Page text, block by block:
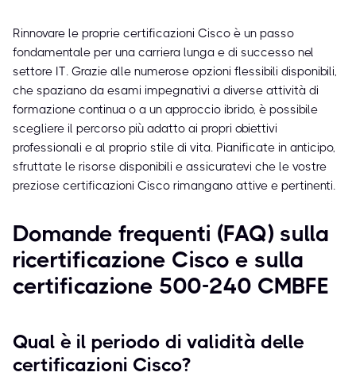
Rinnovare le proprie certificazioni Cisco è un passo
fondamentale per una carriera lunga e di successo nel
settore IT. Grazie alle numerose opzioni flessibili disponibili,
che spaziano da esami impegnativi a diverse attività di
formazione continua o a un approccio ibrido, è possibile
scegliere il percorso più adatto ai propri obiettivi
professionali e al proprio stile di vita. Pianificate in anticipo,
sfruttate le risorse disponibili e assicuratevi che le vostre
preziose certificazioni Cisco rimangano attive e pertinenti.
Domande frequenti (FAQ) sulla
ricertificazione Cisco e sulla
certificazione 500-240 CMBFE
Qual è il periodo di validità delle
certificazioni Cisco?